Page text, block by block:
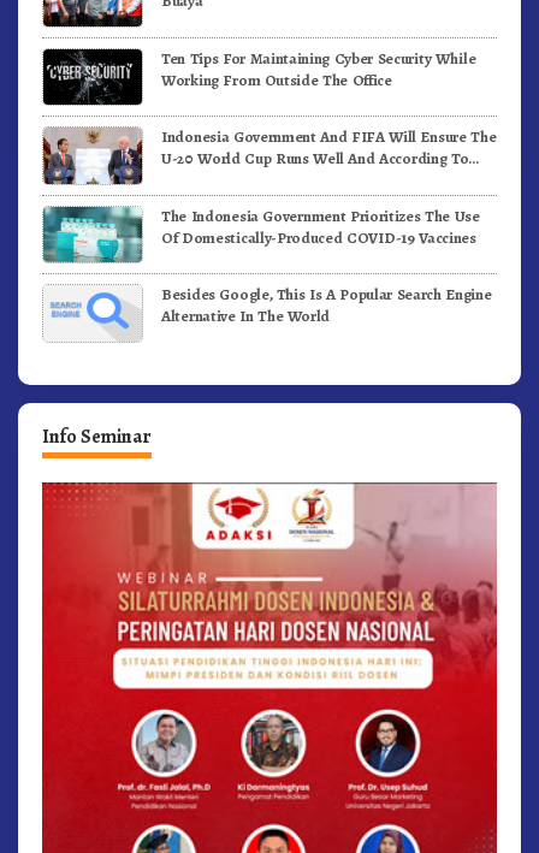
Ten Tips For Maintaining Cyber Security While
Working From Outside The Office
Indonesia Government And FIFA Will Ensure The
U-20 World Cup Runs Well And According To
The Indonesia Government Prioritizes The Use
Of Domestically-Produced COVID-19 Vaccines
Besides Google, This Is A Popular Search Engine
Alternative In The World
Info Seminar